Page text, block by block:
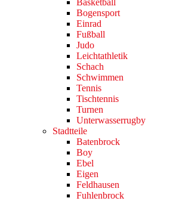
Basketball
Bogensport
Einrad
Fußball
Judo
Leichtathletik
Schach
Schwimmen
Tennis
Tischtennis
Turnen
Unterwasserrugby
Stadtteile
Batenbrock
Boy
Ebel
Eigen
Feldhausen
Fuhlenbrock